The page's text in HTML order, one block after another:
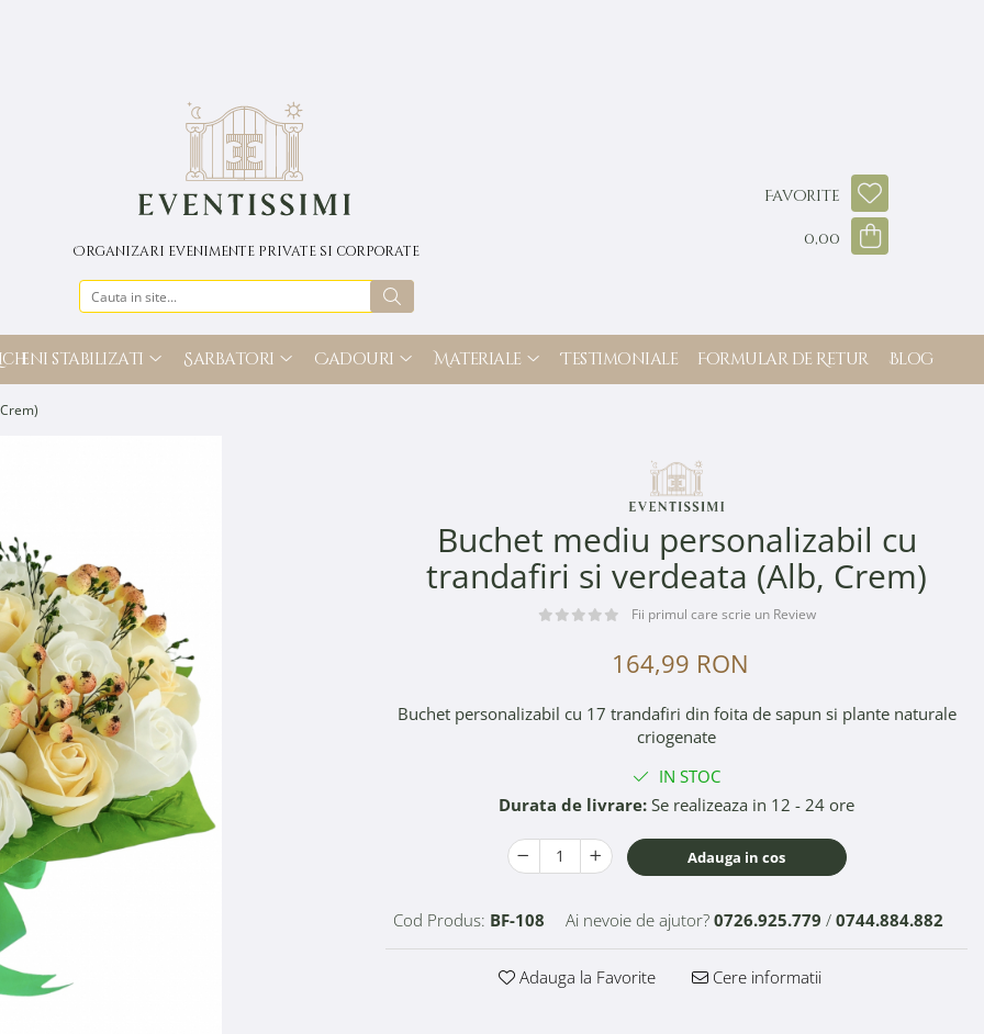
Organizari evenimente private si corporate
Favorite
0,00
stabilizati Sarbatori Cadouri Materiale Testimoniale Formular de Retur Blog
Buchet mediu personalizabil cu
trandafiri si verdeata (Alb, Crem)
Fii primul care scrie un Review
164,99 RON
Buchet personalizabil cu 17 trandafiri din foita de sapun si plante naturale
criogenate
IN STOC
Durata de livrare: Se realizeaza in 12 - 24 ore
Adauga in cos
Cod Produs: BF-108 Ai nevoie de ajutor? 0726.925.779 / 0744.884.882
Adauga la Favorite Cere informatii